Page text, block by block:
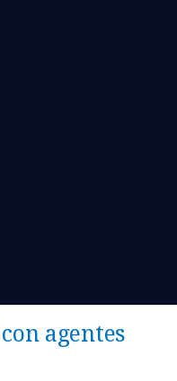
agentes